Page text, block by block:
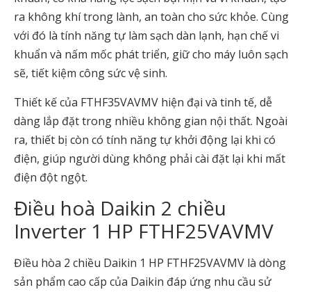
ra không khí trong lành, an toàn cho sức khỏe. Cùng
với đó là tính năng tự làm sạch dàn lạnh, hạn chế vi
khuẩn và nấm mốc phát triển, giữ cho máy luôn sạch
sẽ, tiết kiệm công sức vệ sinh.
Thiết kế của FTHF35VAVMV hiện đại và tinh tế, dễ
dàng lắp đặt trong nhiều không gian nội thất. Ngoài
ra, thiết bị còn có tính năng tự khởi động lại khi có
điện, giúp người dùng không phải cài đặt lại khi mất
điện đột ngột.
Điều hoà Daikin 2 chiều
Inverter 1 HP FTHF25VAVMV
Điều hòa 2 chiều Daikin 1 HP FTHF25VAVMV là dòng
sản phẩm cao cấp của Daikin đáp ứng nhu cầu sử